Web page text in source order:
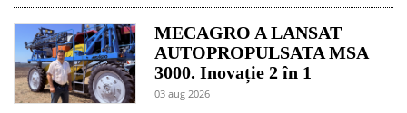
MECAGRO A LANSAT
AUTOPROPULSATA MSA
3000. Inovație 2 în 1
03 aug 2026